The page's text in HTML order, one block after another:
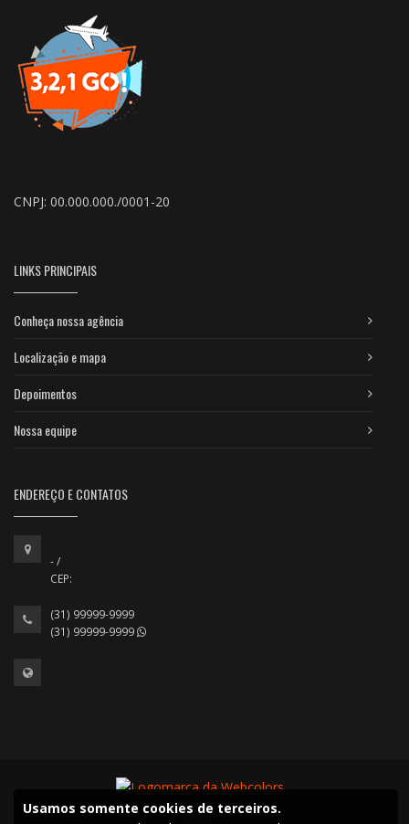
CNPJ: 00.000.000./0001-20
LINKS PRINCIPAIS
Conheça nossa agência
Localização e mapa
Depoimentos
Nossa equipe
ENDEREÇO E CONTATOS
- /
CEP:
(31) 99999-9999
(31) 99999-9999
Usamos somente cookies de terceiros.